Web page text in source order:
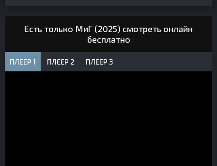
Есть только МиГ (2025) смотреть онлайн
бесплатно
ПЛЕЕР 1 ПЛЕЕР 2 ПЛЕЕР 3